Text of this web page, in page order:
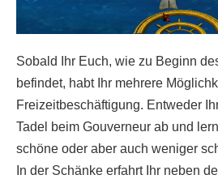
Sobald Ihr Euch, wie zu Beginn
befindet, habt Ihr mehrere
Freizeitbeschäftigung. Entweder
Tadel beim Gouverneur ab und
schöne oder aber auch weniger
In der Schänke erfahrt Ihr neben